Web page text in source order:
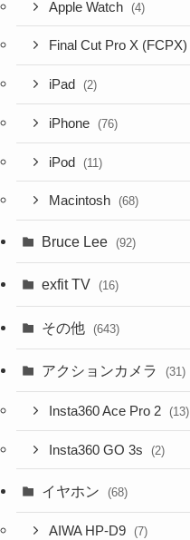
Apple Watch (4)
Final Cut Pro X (FCPX)
iPad (2)
iPhone (76)
iPod (11)
Macintosh (68)
Bruce Lee (92)
exfit TV (16)
その他 (643)
アクションカメラ (31)
Insta360 Ace Pro 2 (13)
Insta360 GO 3s (2)
イヤホン (68)
AIWA HP-D9 (7)